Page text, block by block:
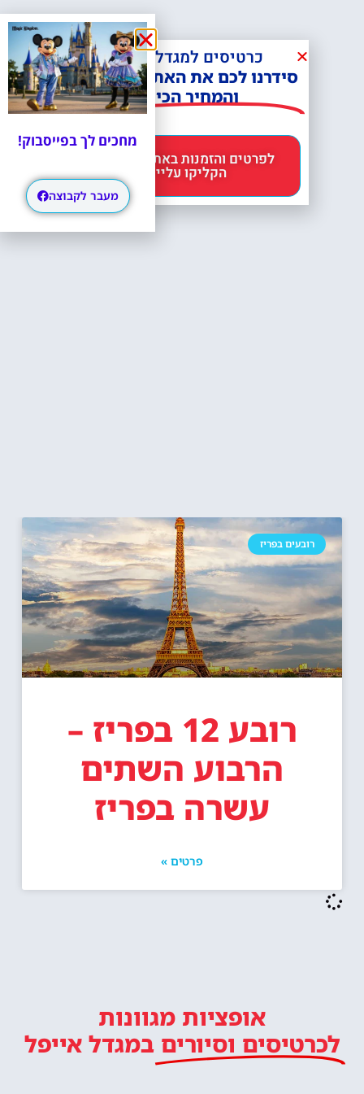
רובעים בפריז
רובע 12 בפריז –
הרבוע השתים
עשרה בפריז
פרטים »
אופציות מגוונות
לכרטיסים וסיורים במגדל אייפל
כרטיסים למגדל אייפל?
סידרנו לכם את האתר הכי אמין -
והמחיר הכי זול!
הקליקו עליי 😊
מחכים לך בפייסבוק!
מעבר לקבוצה